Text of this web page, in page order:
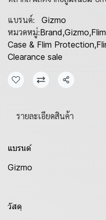
แบรนด์:
Gizmo
หมวดหมู่:Brand,Gizmo,Flim
Case & Flim Protection,
Clearance sale
แชร์
รายละเอียดสินค้า
แบรนด์
Gizmo
วัสดุ